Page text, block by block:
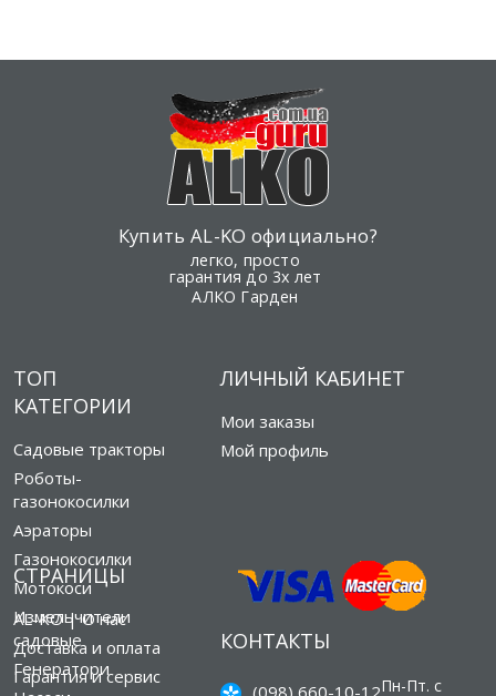
Купить AL-KO официально?
легко, просто
гарантия до 3х лет
АЛКО Гарден
ТОП
КАТЕГОРИИ
Садовые тракторы
Роботы-
газонокосилки
Аэраторы
Газонокосилки
Мотокоси
Измельчители
садовые
Генератори
СТРАНИЦЫ
AL-KO | О нас
Доставка и оплата
Гарантия и сервис
ЛИЧНЫЙ КАБИНЕТ
Мои заказы
Мой профиль
КОНТАКТЫ
(098) 660-10-12Пн-Пт. с